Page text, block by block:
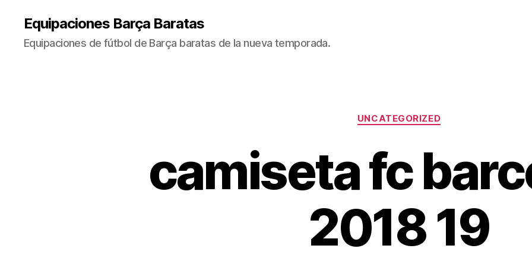
Equipaciones Barça Baratas
Equipaciones de fútbol de Barça baratas de la nueva temporada.
Categorías
UNCATEGORIZED
camiseta fc
2018 19